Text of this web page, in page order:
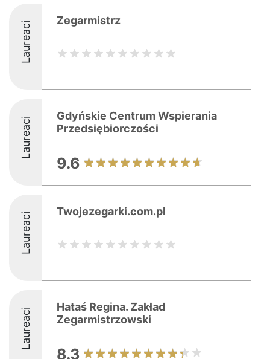
Laureaci Zegarmistrz
Laureaci
Gdyńskie Centrum Wspierania
Przedsiębiorczości
9.6
Laureaci Twojezegarki.com.pl
Laureaci
Hataś Regina. Zakład
Zegarmistrzowski
8.3